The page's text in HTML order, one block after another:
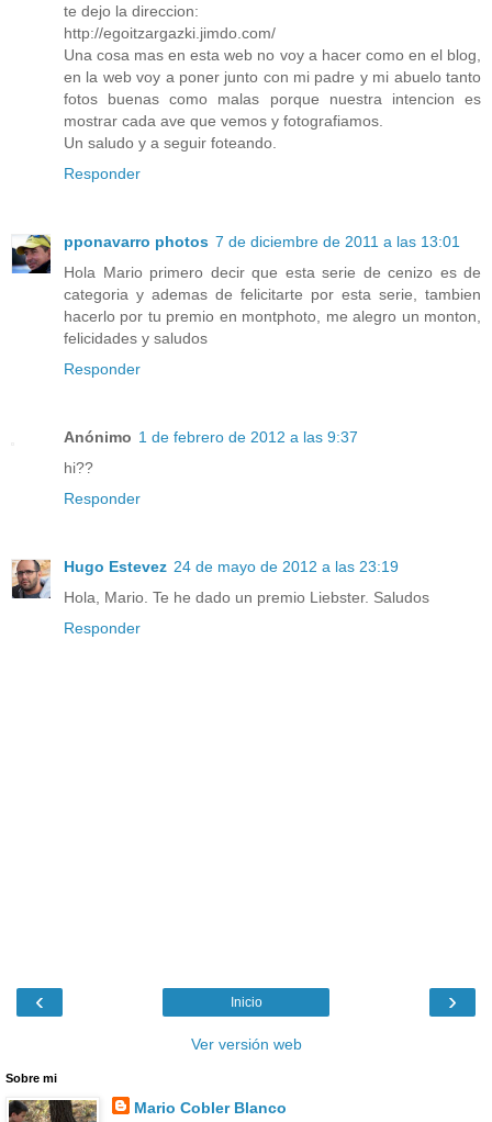
te dejo la direccion:
http://egoitzargazki.jimdo.com/
Una cosa mas en esta web no voy a hacer como en el blog,
en la web voy a poner junto con mi padre y mi abuelo tanto
fotos buenas como malas porque nuestra intencion es
mostrar cada ave que vemos y fotografiamos.
Un saludo y a seguir foteando.
Responder
pponavarro photos 7 de diciembre de 2011 a las 13:01
Hola Mario primero decir que esta serie de cenizo es de
categoria y ademas de felicitarte por esta serie, tambien
hacerlo por tu premio en montphoto, me alegro un monton,
felicidades y saludos
Responder
Anónimo 1 de febrero de 2012 a las 9:37
hi??
Responder
Hugo Estevez 24 de mayo de 2012 a las 23:19
Hola, Mario. Te he dado un premio Liebster. Saludos
Responder
‹ ›
Inicio
Ver versión web
Sobre mi
Mario Cobler Blanco